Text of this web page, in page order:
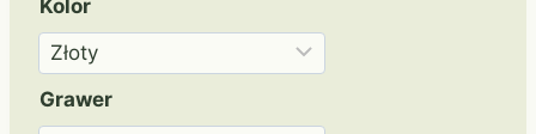
Kolor
Grawer